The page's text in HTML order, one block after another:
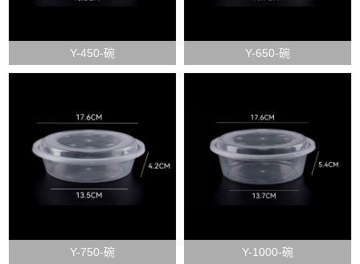
Y-450-碗 Y-650-碗
Y-750-碗 Y-1000-碗